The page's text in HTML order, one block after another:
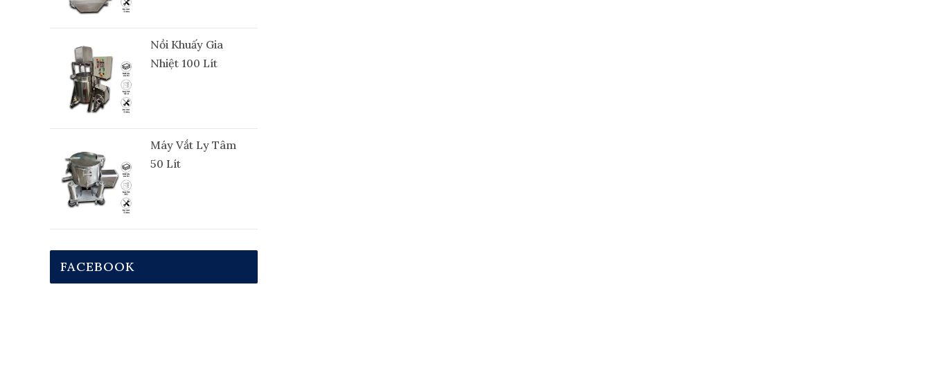
Nồi Khuấy Gia
Nhiệt 100 Lít
Máy Vắt Ly Tâm
50 Lít
FACEBOOK